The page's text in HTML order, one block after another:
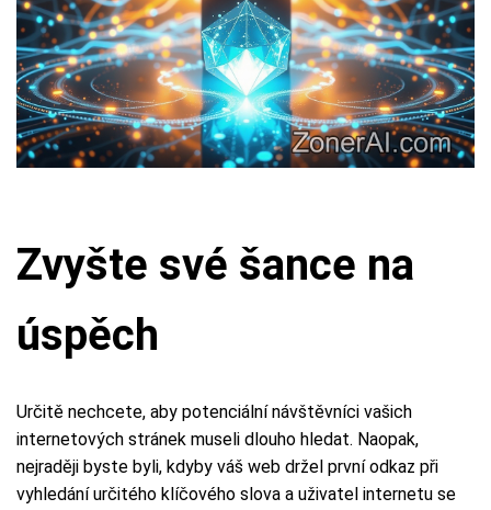
Zvyšte své šance na
úspěch
Určitě nechcete, aby potenciální návštěvníci vašich
internetových stránek museli dlouho hledat. Naopak,
nejraději byste byli, kdyby váš web držel první odkaz při
vyhledání určitého klíčového slova a uživatel internetu se